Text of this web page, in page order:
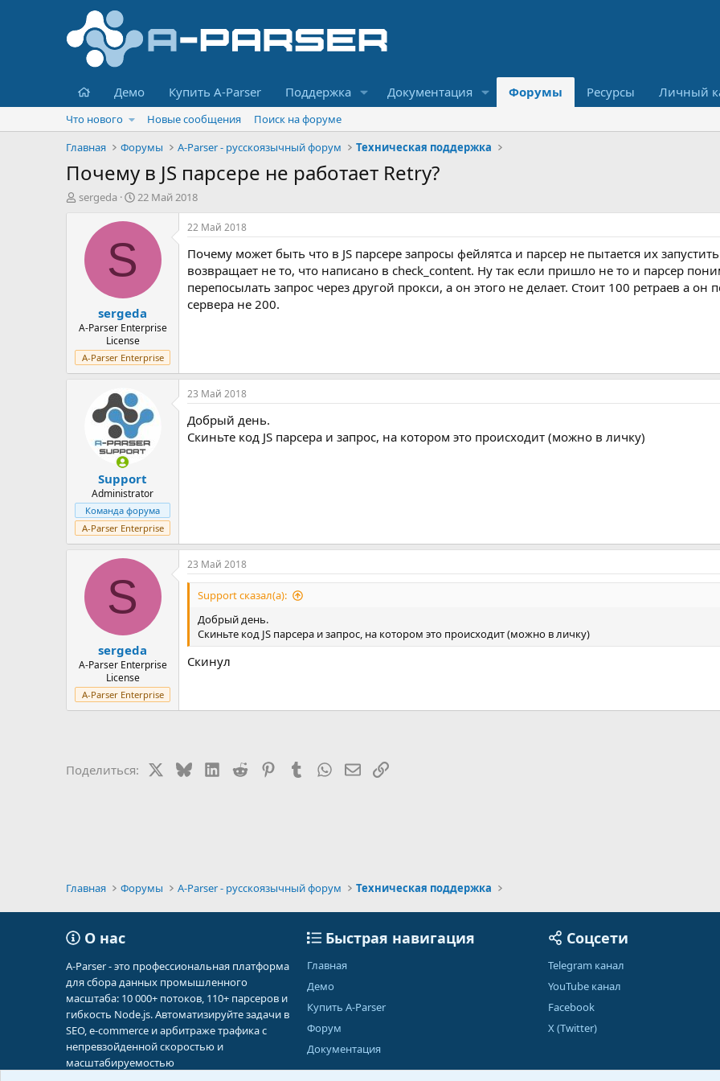
Главная
Демо Купить A-Parser Поддержка Документация Форумы Ресурсы Личный
Что нового Новые сообщения
Поиск на форуме
Главная
Форумы A-Parser - русскоязычный форум Техническая поддержка
Почему в JS парсере не работает Retry?
А
sergeda
Д
т
а
л
а
22 Май 2018
S
sergeda
A-Parser Enterprise
License
A-Parser Enterprise
22 Май 2018
Почему может быть что в JS парсере запросы фейлятса и парсер не пытается их
возвращает не то, что написано в check_content. Ну так если пришло не то и парсер
перепосылать запрос через другой прокси, а он этого не делает. Стоит 100 ретраев а
сервера не 200.
Support
Administrator
Команда форума
A-Parser Enterprise
23 Май 2018
Добрый день.
Скиньте код JS парсера и запрос, на котором это происходит (можно в личку)
S
sergeda
A-Parser Enterprise
License
A-Parser Enterprise
23 Май 2018
Support сказал(а):
Добрый день.
Скиньте код JS парсера и запрос, на котором это происходит (можно в личку)
Скинул
Поделиться: BlueskyLinkedIn
Reddit PinterestTumblrWhatsAppЭлектронная почта
Ссылка
Главная Форумы A-Parser - русскоязычный форум Техническая поддержка
О нас
A-Parser - это профессиональная платформа
для сбора данных промышленного
масштаба: 10 000+ потоков, 110+ парсеров и
гибкость Node.js. Автоматизируйте задачи в
SEO, e-commerce и арбитраже трафика с
непревзойденной скоростью и
масштабируемостью
Быстрая навигация
Главная
Демо
Купить A-Parser
Форум
Документация
Соцсети
Telegram канал
YouTube канал
Facebook
X (Twitter)